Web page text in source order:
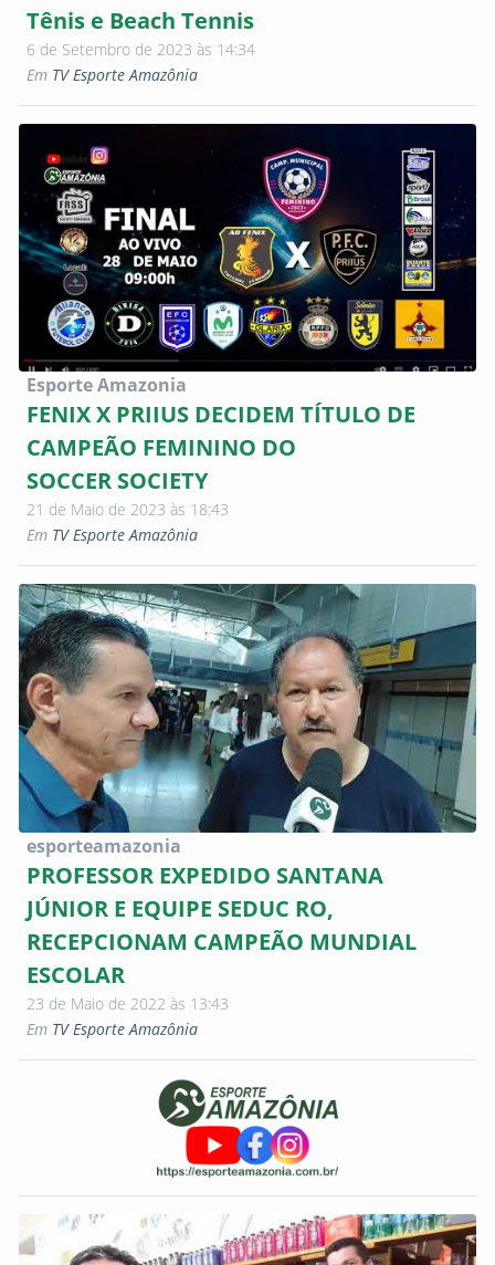
Tênis e Beach Tennis
6 de Setembro de 2023 às 14:34
Em TV Esporte Amazônia
Esporte Amazonia
FENIX X PRIIUS DECIDEM TÍTULO DE
CAMPEÃO FEMININO DO
SOCCER SOCIETY
21 de Maio de 2023 às 18:43
Em TV Esporte Amazônia
esporteamazonia
PROFESSOR EXPEDIDO SANTANA
JÚNIOR E EQUIPE SEDUC RO,
RECEPCIONAM CAMPEÃO MUNDIAL
ESCOLAR
23 de Maio de 2022 às 13:43
Em TV Esporte Amazônia